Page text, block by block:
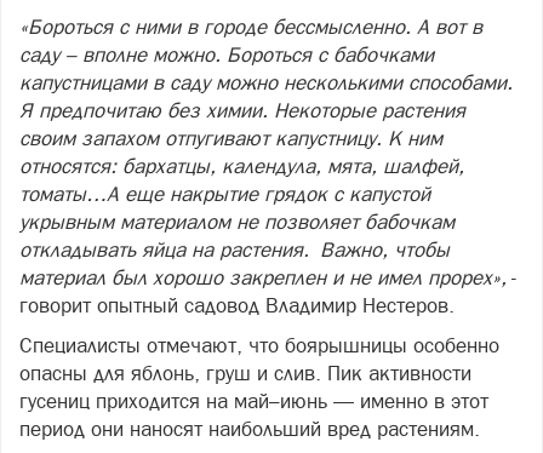
«Бороться с ними в городе бессмысленно. А вот в
саду – вполне можно. Бороться с бабочками
капустницами в саду можно несколькими способами.
Я предпочитаю без химии. Некоторые растения
своим запахом отпугивают капустницу. К ним
относятся: бархатцы, календула, мята, шалфей,
томаты…А еще накрытие грядок с капустой
укрывным материалом не позволяет бабочкам
откладывать яйца на растения. Важно, чтобы
материал был хорошо закреплен и не имел прорех», -
говорит опытный садовод Владимир Нестеров.
Специалисты отмечают, что боярышницы особенно
опасны для яблонь, груш и слив. Пик активности
гусениц приходится на май–июнь — именно в этот
период они наносят наибольший вред растениям.